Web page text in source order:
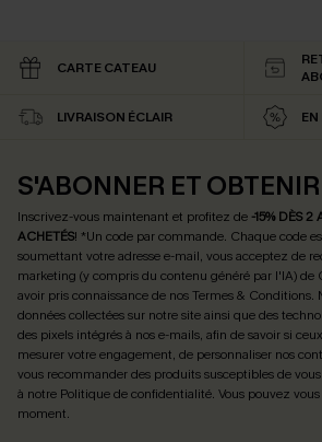
CARTE CATEAU
LIVRAISON ÉCLAIR
S'ABONNER ET
Inscrivez-vous maintenant et profitez de -15% DÈS 2
ACHETÉS! *Un code par commande. Chaque code
soumettant votre adresse e-mail, vous acceptez de
marketing (y compris du contenu généré par l'IA) de
avoir pris connaissance de nosTermes & Conditions.
données collectées sur notre site ainsi que des
des pixels intégrés à nos e-mails, afin de savoir si
mesurer votre engagement, de personnaliser nos
vous recommander des produits susceptibles de
à notre Politique de confidentialité. Vous pouvez
moment.